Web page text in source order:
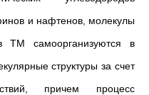
и нафтенов, молекулы
ТМ самоорганизуются в
структуры за счет
причем процесс